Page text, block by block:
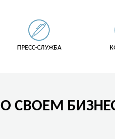
ПРЕСС-СЛУЖБА
СВОЕМ